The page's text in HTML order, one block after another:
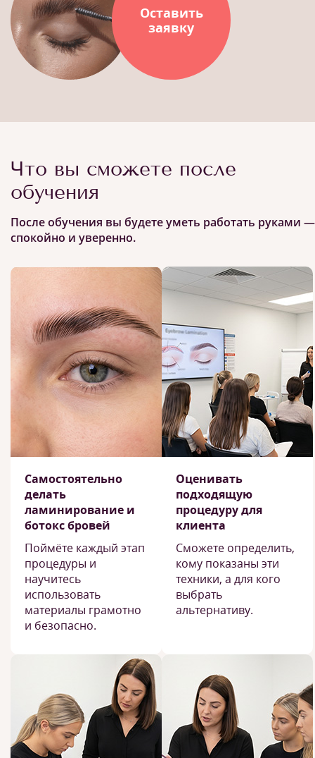
Оставить
заявку
Что вы сможете после
обучения
После обучения вы будете уметь работать руками —
спокойно и уверенно.
Самостоятельно
делать
ламинирование и
ботокс бровей
Поймёте каждый этап
процедуры и
научитесь
использовать
материалы грамотно
и безопасно.
Оценивать
подходящую
процедуру для
клиента
Сможете определить,
кому показаны эти
техники, а для кого
выбрать
альтернативу.